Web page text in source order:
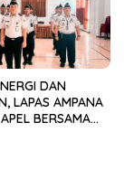
DAN
LAPAS AMPANA
BERSAMA